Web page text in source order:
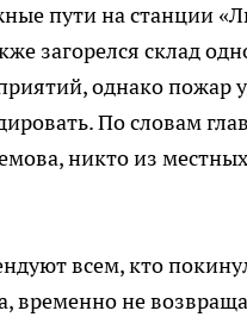
пути на станции
загорелся склад
однако пожар
По словам
никто из
всем, кто
временно не